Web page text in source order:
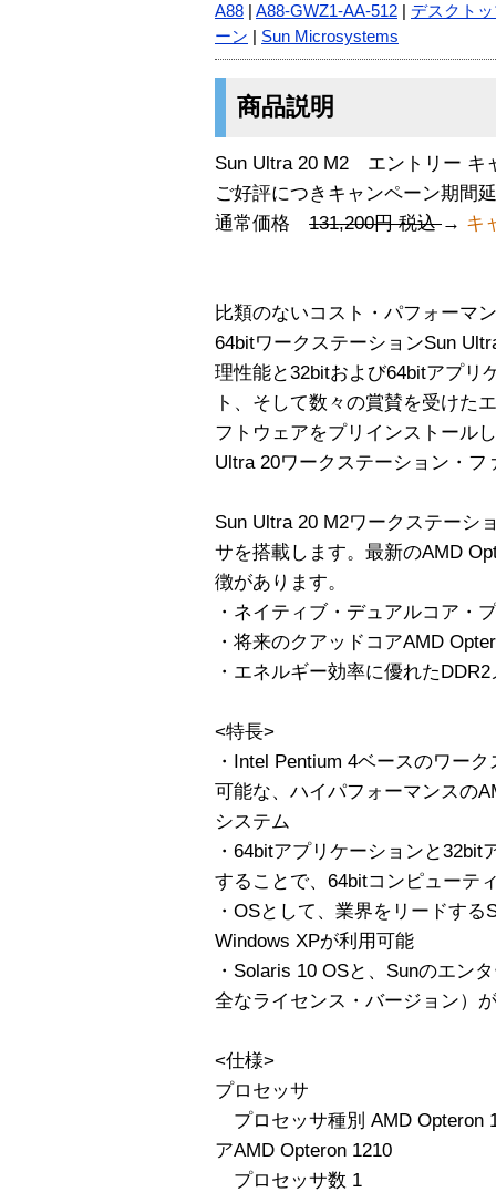
A88 A88-GWZ1-AA-512
デスクト
ーン
Sun Microsystems
商品説明
Sun Ultra 20 M2 エントリー キ
ご好評につきキャンペーン期
通常価格 131,200円 税込→ キ
比類のないコスト・パフォーマ
64bitワークステーションSun
理性能と32bitおよび64bitアプリ
ト、そして数々の賞賛を受けた
フトウェアをプリインストール
Ultra 20ワークステーション・フ
Sun Ultra 20 M2ワークステーシ
サを搭載します。最新のAMD
徴があります。
・ネイティブ・デュアルコア・
・将来のクアッドコアAMD
・エネルギー効率に優れた
<特長>
・Intel Pentium 4ベースのワー
可能な、ハイパフォーマンスの
システム
・64bitアプリケーションと
することで、64bitコンピューテ
・OSとして、業界をリードす
Windows XPが利用可能
・Solaris 10 OSと、Sunのエン
全なライセンス・バージョン）
<仕様>
プロセッサ
プロセッサ種別 AMD Opteron
アAMD Opteron 1210
プロセッサ数 1